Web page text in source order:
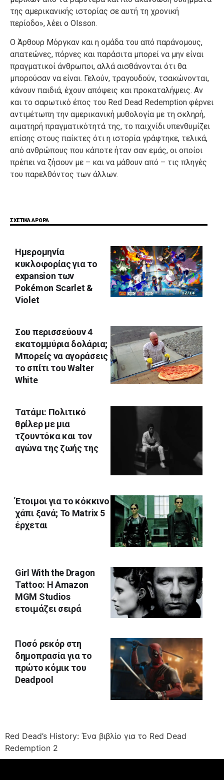
της αμερικανικής ιστορίας σε αυτή τη χρονική
περίοδο», λέει ο Olsson.
Ο Άρθουρ Μόργκαν και η ομάδα του από παράνομους,
απατεώνες, πόρνες και παράσιτα μπορεί να μην είναι
πραγματικοί άνθρωποι, αλλά αισθάνονται ότι θα
μπορούσαν να είναι. Γελούν, τραγουδούν, τσακώνονται,
κάνουν παιδιά, έχουν απόψεις και προκαταλήψεις. Αν
και το σαρωτικό έπος του Red Dead Redemption φέρνει
αντιμέτωπη την αμερικανική μυθολογία με τη σκληρή,
αιματηρή πραγματικότητά της, το παιχνίδι υπενθυμίζει
επίσης στους παίκτες ότι η ιστορία γράφτηκε, τελικά,
από ανθρώπους που κάποτε ήταν σαν εμάς, οι οποίοι
πρέπει να ζήσουν με – και να μάθουν από – τις πληγές
του παρελθόντος των άλλων.
ΣΧΕΤΙΚΑ ΑΡΘΡΑ
Ημερομηνία
κυκλοφορίας για το
expansion των
Pokémon Scarlet &
Violet
Σου περισσεύουν 4
εκατομμύρια δολάρια;
Μπορείς να αγοράσεις
το σπίτι του Walter
White
Τατάμι: Πολιτικό
θρίλερ με μια
τζουντόκα και τον
αγώνα της ζωής της
Έτοιμοι για το κόκκινο
χάπι ξανά; Το Matrix 5
έρχεται
Girl With the Dragon
Tattoo: Η Amazon
MGM Studios
ετοιμάζει σειρά
Ποσό ρεκόρ στη
δημοπρασία για το
πρώτο κόμικ του
Deadpool
Red Dead’s History: Ένα βιβλίο για το Red Dead
Redemption 2